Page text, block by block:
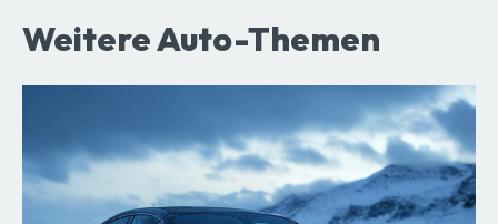
Weitere Auto-Themen